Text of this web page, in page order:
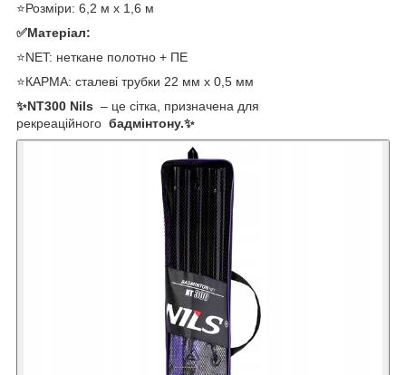
⭐Розміри: 6,2 м x 1,6 м
✅Матеріал:
⭐NET: неткане полотно + ПЕ
⭐КАРМА: сталеві трубки 22 мм x 0,5 мм
✨NT300 Nils – це сітка, призначена для
рекреаційного бадмінтону.✨